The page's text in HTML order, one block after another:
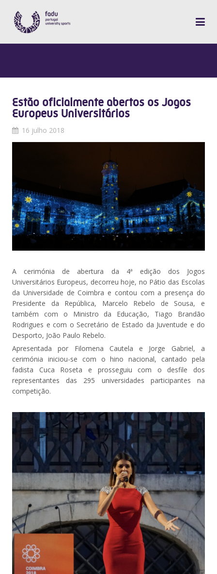
Estão oficialmente abertos os Jogos
Europeus Universitários
16 julho 2018
A cerimónia de abertura da 4ª edição dos Jogos
Universitários Europeus, decorreu hoje, no Pátio das Escolas
da Universidade de Coimbra e contou com a presença do
Presidente da República, Marcelo Rebelo de Sousa, e
também com o Ministro da Educação, Tiago Brandão
Rodrigues e com o Secretário de Estado da Juventude e do
Desporto, João Paulo Rebelo.
Apresentada por Filomena Cautela e Jorge Gabriel, a
cerimónia iniciou-se com o hino nacional, cantado pela
fadista Cuca Roseta e prosseguiu com o desfile dos
representantes das 295 universidades participantes na
competição.